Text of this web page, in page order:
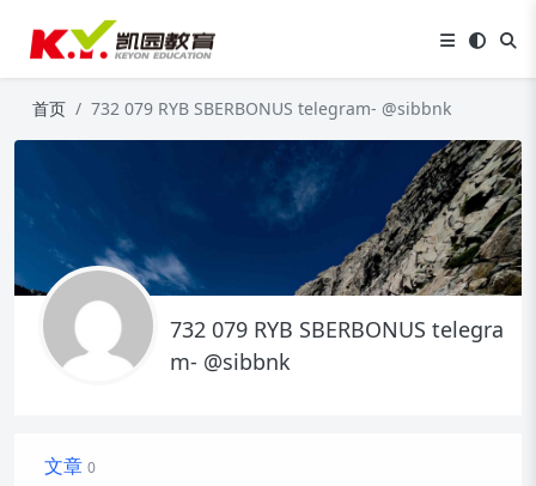
首页 732 079 RYB SBERBONUS telegram- @sibbnk
732 079 RYB SBERBONUS telegra
m- @sibbnk
文章 0